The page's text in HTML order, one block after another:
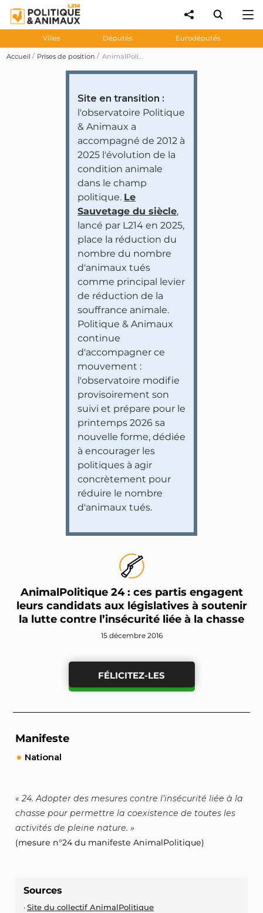
Villes Députés Eurodéputés
Accueil Prises de position AnimalPolitique 24 : ces partis engagent leurs candidats aux législatives à soutenir la lutte contre l’insécurité liée à la chasse
Site en transition :
l'observatoire Politique
& Animaux a
accompagné de 2012 à
2025 l'évolution de la
condition animale
dans le champ
politique. Le
Sauvetage du siècle,
lancé par L214 en 2025,
place la réduction du
nombre du nombre
d'animaux tués
comme principal levier
de réduction de la
souffrance animale.
Politique & Animaux
continue
d'accompagner ce
mouvement :
l'observatoire modifie
provisoirement son
suivi et prépare pour le
printemps 2026 sa
nouvelle forme, dédiée
à encourager les
politiques à agir
concrètement pour
réduire le nombre
d'animaux tués.
AnimalPolitique 24 : ces partis engagent
leurs candidats aux législatives à soutenir
la lutte contre l’insécurité liée à la chasse
15 décembre 2016
FÉLICITEZ-LES
Manifeste
National
24. Adopter des mesures contre l’insécurité liée à la
chasse pour permettre la coexistence de toutes les
activités de pleine nature.
(mesure n°24 du manifeste AnimalPolitique)
Sources
Site du collectif AnimalPolitique